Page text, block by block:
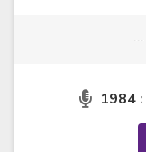
···
1984 :